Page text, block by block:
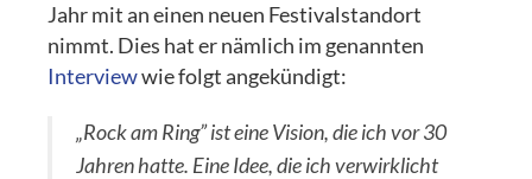
Jahr mit an einen neuen Festivalstandort
nimmt. Dies hat er nämlich im genannten
Interviewwie folgt angekündigt:
„Rock am Ring” ist eine Vision, die ich vor 30
Jahren hatte. Eine Idee, die ich verwirklicht